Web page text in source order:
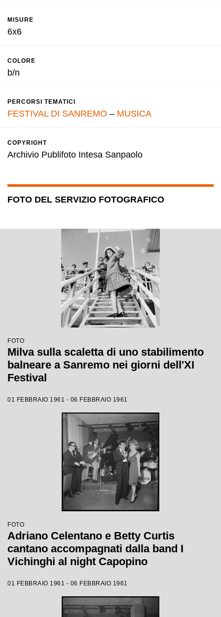
MISURE
6x6
COLORE
b/n
PERCORSI TEMATICI
FESTIVAL DI SANREMO – MUSICA
COPYRIGHT
Archivio Publifoto Intesa Sanpaolo
FOTO DEL SERVIZIO FOTOGRAFICO
FOTO
Milva sulla scaletta di uno stabilimento
balneare a Sanremo nei giorni dell'XI
Festival
01 FEBBRAIO 1961 - 06 FEBBRAIO 1961
FOTO
Adriano Celentano e Betty Curtis
cantano accompagnati dalla band I
Vichinghi al night Capopino
01 FEBBRAIO 1961 - 06 FEBBRAIO 1961